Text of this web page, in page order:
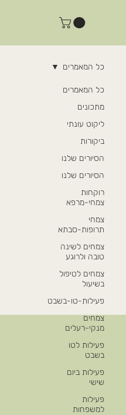
כל המאמרים
מתכונים
ליקוט עונתי
ביקורות
הסיורים שלנו
הסיורים שלנו
רוקחות
צמחי-מרפא
צמחי
תרופות-סבתא
צמחים לשינה
טובה ולרוגע
צמחים לטיפול
בשיעול
פעילות-טו-בשבט
צמחים
מנקי-רעלים
פעילות לטו
בשבט
פעילות ביום
שישי
פעילות
למשפחות
כל המאמרים